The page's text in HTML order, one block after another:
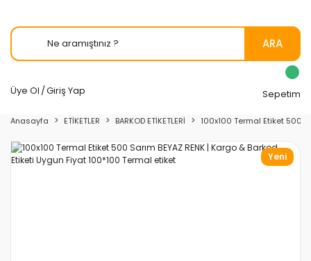
ARA
Üye Ol /Giriş Yap Sepetim
Anasayfa ETİKETLER BARKOD ETİKETLERİ 100x100 Termal Etiket 500
Yeni